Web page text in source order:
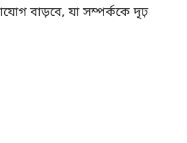
বাড়বে, যা সম্পর্ককে দৃঢ়